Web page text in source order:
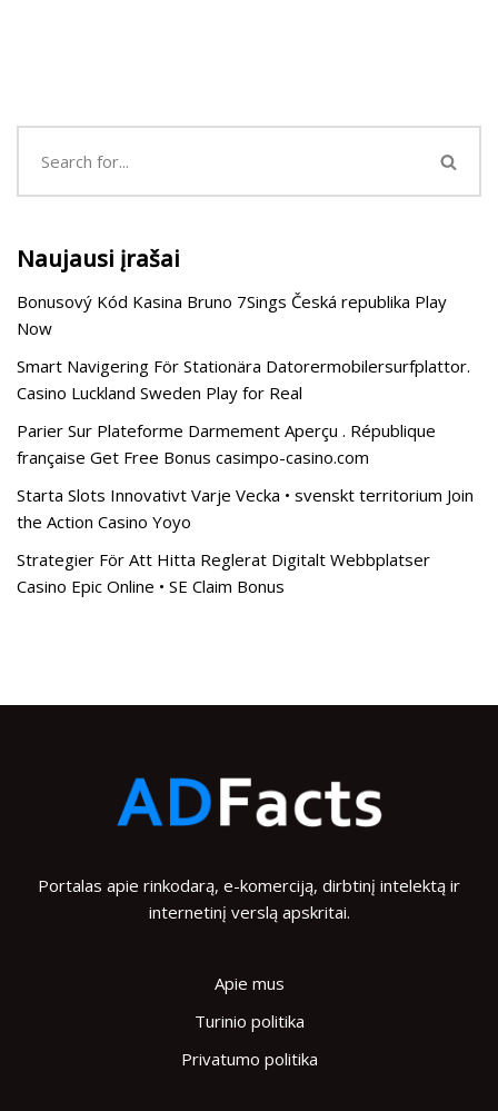
Naujausi įrašai
Bonusový Kód Kasina Bruno 7Sings Česká republika Play
Now
Smart Navigering För Stationära Datorermobilersurfplattor.
Casino Luckland Sweden Play for Real
Parier Sur Plateforme Darmement Aperçu . République
française Get Free Bonus casimpo-casino.com
Starta Slots Innovativt Varje Vecka • svenskt territorium Join
the Action Casino Yoyo
Strategier För Att Hitta Reglerat Digitalt Webbplatser
Casino Epic Online • SE Claim Bonus
Portalas apie rinkodarą, e-komerciją, dirbtinį intelektą ir
internetinį verslą apskritai.
Apie mus
Turinio politika
Privatumo politika